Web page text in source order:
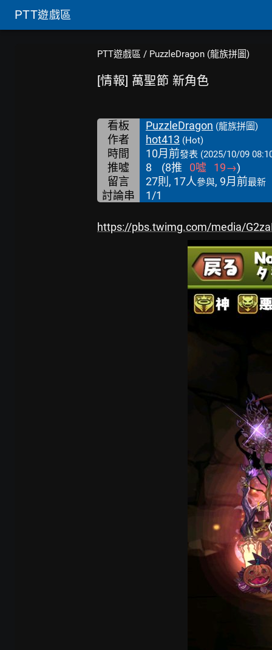
PTT遊戲區
PTT遊戲區 / PuzzleDragon (龍族拼圖)
[情報] 萬聖節 新角色
看板 PuzzleDragon (龍族拼圖)
作者 hot413 (Hot)
時間 10月前發表 (2025/10/09
推噓 8 (8推 0噓 19→)
留言
27則, 17人參與, 9月前最新
討論串 1/1
https://pbs.twimg.com/media/